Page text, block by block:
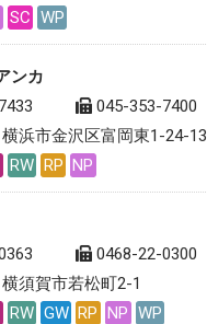
SC WP
ンカ
045-353-7400
浜市金沢区富岡東1-24-13
RW RP NP
0468-22-0300
須賀市若松町2-1
RW GW RP NP WP